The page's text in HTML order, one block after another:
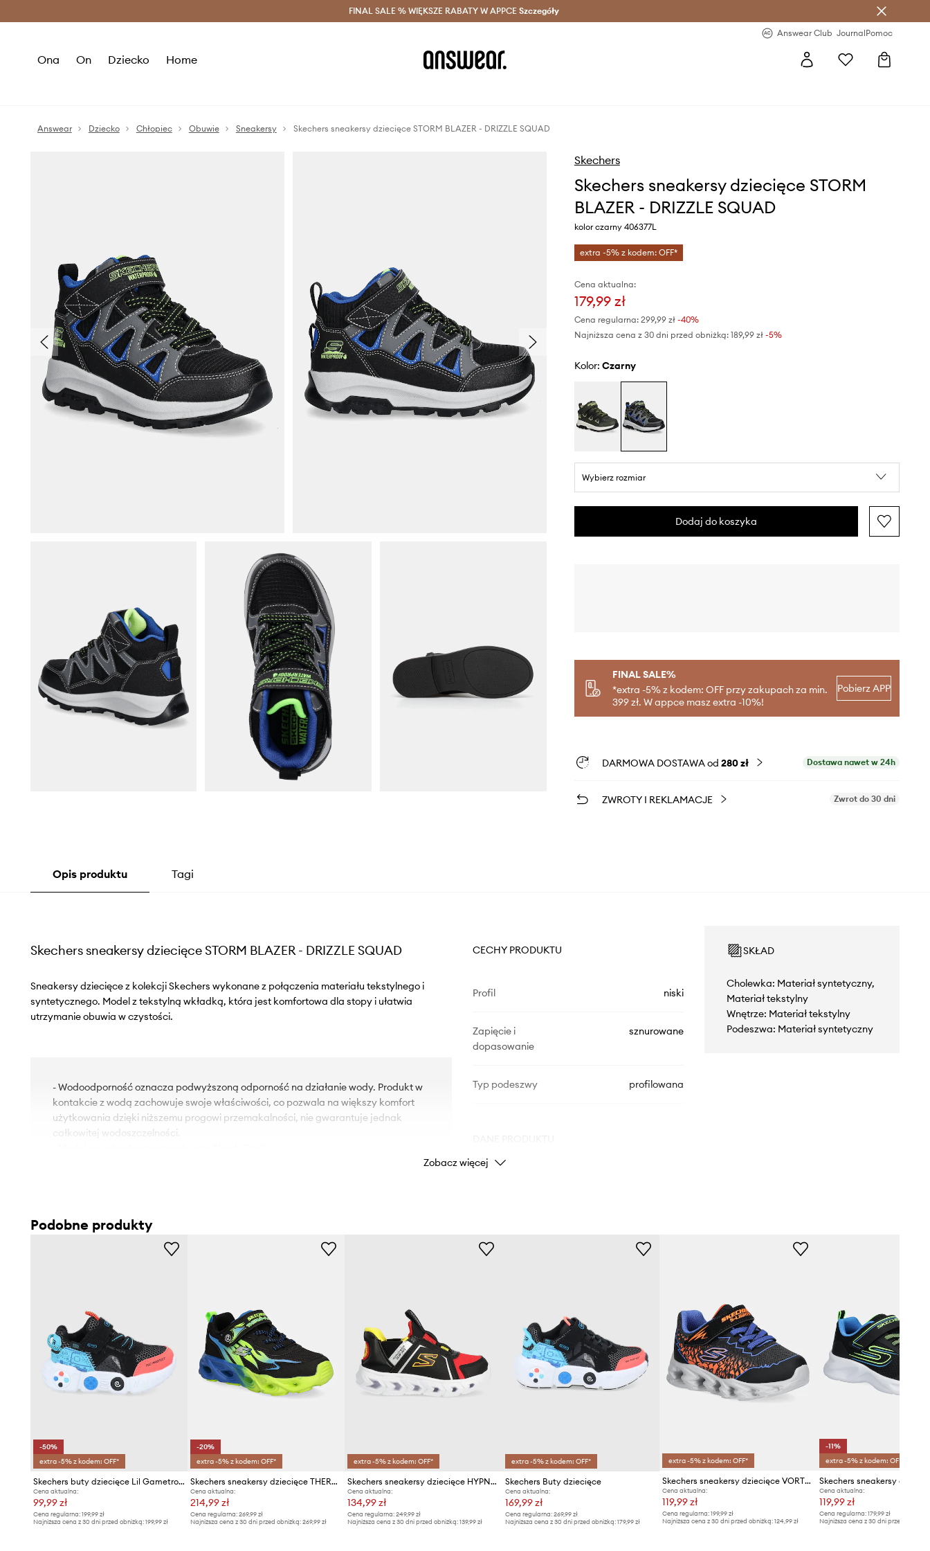
Oszczędzaj z Answear Club > Dostawa nawet w 24h >
FINAL SALE % WIĘKSZE RABATY W APPCE Szczegóły
Answear Club JournalPomoc
Ona On Dziecko Home
Answear Dziecko Chłopiec Obuwie Sneakersy Skechers sneakersy dziecięce STORM BLAZER - DRIZZLE SQUAD
Skechers
Skechers sneakersy dziecięce STORM
BLAZER - DRIZZLE SQUAD
kolor czarny 406377L
extra -5% z kodem: OFF*
Cena aktualna:
179,99 zł
Cena regularna: 299,99 zł-40%
Najniższa cena z 30 dni przed obniżką: 189,99 zł -5%
Kolor: czarny
Wybierz rozmiar
Dodaj do koszyka
FINAL SALE%
*extra -5% z kodem: OFF przy zakupach za min.
399 zł. W appce masz extra -10%!
Pobierz APP
DARMOWA DOSTAWA od 280 zł Dostawa nawet w 24h
ZWROTY I REKLAMACJE Zwrot do 30 dni
Opis produktu Tagi
Skechers sneakersy dziecięce STORM BLAZER - DRIZZLE SQUAD
Sneakersy dziecięce z kolekcji Skechers wykonane z połączenia materiału tekstylnego i
syntetycznego. Model z tekstylną wkładką, która jest komfortowa dla stopy i ułatwia
utrzymanie obuwia w czystości.
- Wodoodporność oznacza podwyższoną odporność na działanie wody. Produkt w
kontakcie z wodą zachowuje swoje właściwości, co pozwala na większy komfort
użytkowania dzięki niższemu progowi przemakalności, nie gwarantuje jednak
całkowitej wodoszczelności.
- Niebrudzący, specjalnie żłobiony bieżnik wykonany w technologii NON-MARKING.
- Usztywniony zapiętek z miękkim wypełnieniem chroni piętę przed obtarciem.
- Długość wkładki wynosi: 18,5 cm.
- Wymiary podane dla rozmiaru: 27.
CECHY PRODUKTU
Profil niski
Zapięcie i
dopasowanie
sznurowane
Typ podeszwy profilowana
Kolor
ID Produktu
SKŁAD
Cholewka: Materiał syntetyczny,
Materiał tekstylny
Wnętrze: Materiał tekstylny
Podeszwa: Materiał syntetyczny
Zobacz więcej
Podobne produkty
-50%
extra -5% z kodem: OFF*
Skechers buty dziecięce Lil Gametronix
Cena aktualna:
99,99 zł
Cena regularna: 199,99 zł
Najniższa cena z 30 dni przed obniżką: 199,99 zł
-20%
extra -5% z kodem: OFF*
Skechers sneakersy dziecięce THERMO-FLASH
Cena aktualna:
214,99 zł
Cena regularna:269,99 zł
Najniższa cena z 30 dni przed obniżką:269,99 zł
extra -5% z kodem: OFF*
Skechers sneakersy dziecięce HYPNO-FLASH 2.0 BRISK-BRIGHTS
Cena aktualna:
134,99 zł
Cena regularna: 249,99 zł
Najniższa cena z 30 dni przed obniżką: 139,99 zł
extra -5% z kodem: OFF*
Skechers Buty dziecięce
Cena aktualna:
169,99 zł
Cena regularna: 269,99 zł
Najniższa cena z 30 dni przed obniżką: 179,99 zł
extra -5% z kodem: OFF*
Skechers sneakersy dziecięce VORTEX 2.0
Cena aktualna:
119,99 zł
Cena regularna:199,99 zł
Najniższa cena z 30 dni przed obniżką:124,99 zł
-11%
extra -5% z kodem: OFF*
Cena aktualna:
119,99 zł
Cena regularna: 179,99 zł
Najniższa cena z 30 dni przed obniżką: